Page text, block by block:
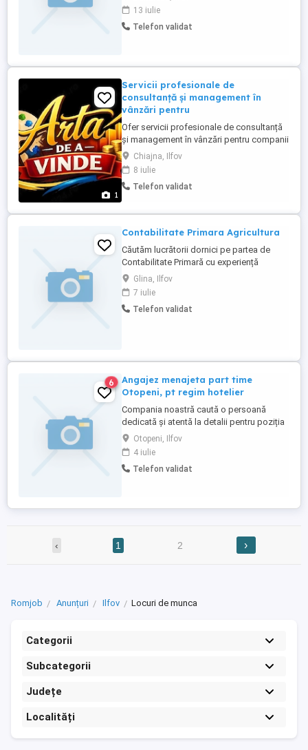
16:00, in zona Domnesti - Bragadiru. Sunt
disponibil(ă) pentru următoarele domenii:
1. Contabilitate Administrație: Introducere
13 iulie
Telefon validat
1
Servicii profesionale de
consultanță și management în
vânzări pentru
Ofer servicii profesionale de consultanță
și management în vânzări pentru companii
și antreprenori care doresc să își crească
performanța și profitabilitatea. Servicii
oferite: Dezvoltarea strategiilor de vânzări
Organizarea și coordonarea echipelor
vânzare ...
Chiajna, Ilfov
8 iulie
Telefon validat
Contabilitate Primara Agricultura
Căutăm lucrătorii dornici pe partea de
Contabilitate Primară cu experiență
Glina, Ilfov
7 iulie
Telefon validat
6
Angajez menajeta part time
Otopeni, pt regim hotelier
Compania noastră caută o persoană
dedicată și atentă la detalii pentru poziția
de Menajer(ă) Part-Time, cu
responsabilități în gestionarea curățeniei
și întreținerii spațiilor destinate regimului
hotelier. Rolul presupune asigurarea unui
Otopeni, Ilfov
4 iulie
Telefon validat
‹ 1 2 ›
Romjob Anunțuri Ilfov Locuri de munca
Categorii
Subcategorii
Județe
Localități